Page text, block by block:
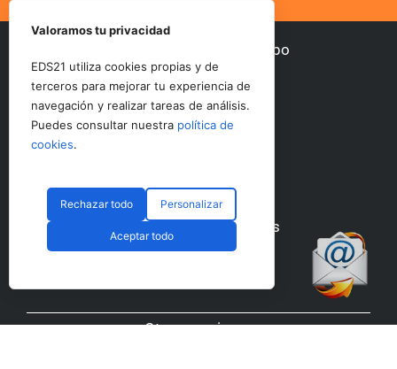
Otros periódicos del Grupo
AltoDirectivo
SerComercial
El Diario del Bebé
Nuestras redes sociales
Otras secciones
Valoramos tu privacidad
EDS21 utiliza cookies propias y de
terceros para mejorar tu experiencia de
navegación y realizar tareas de análisis.
Puedes consultar nuestra política de
cookies.
Rechazar todo Personalizar
Aceptar todo